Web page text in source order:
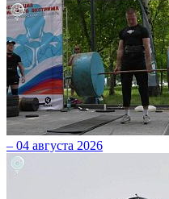
– 04 августа 2026